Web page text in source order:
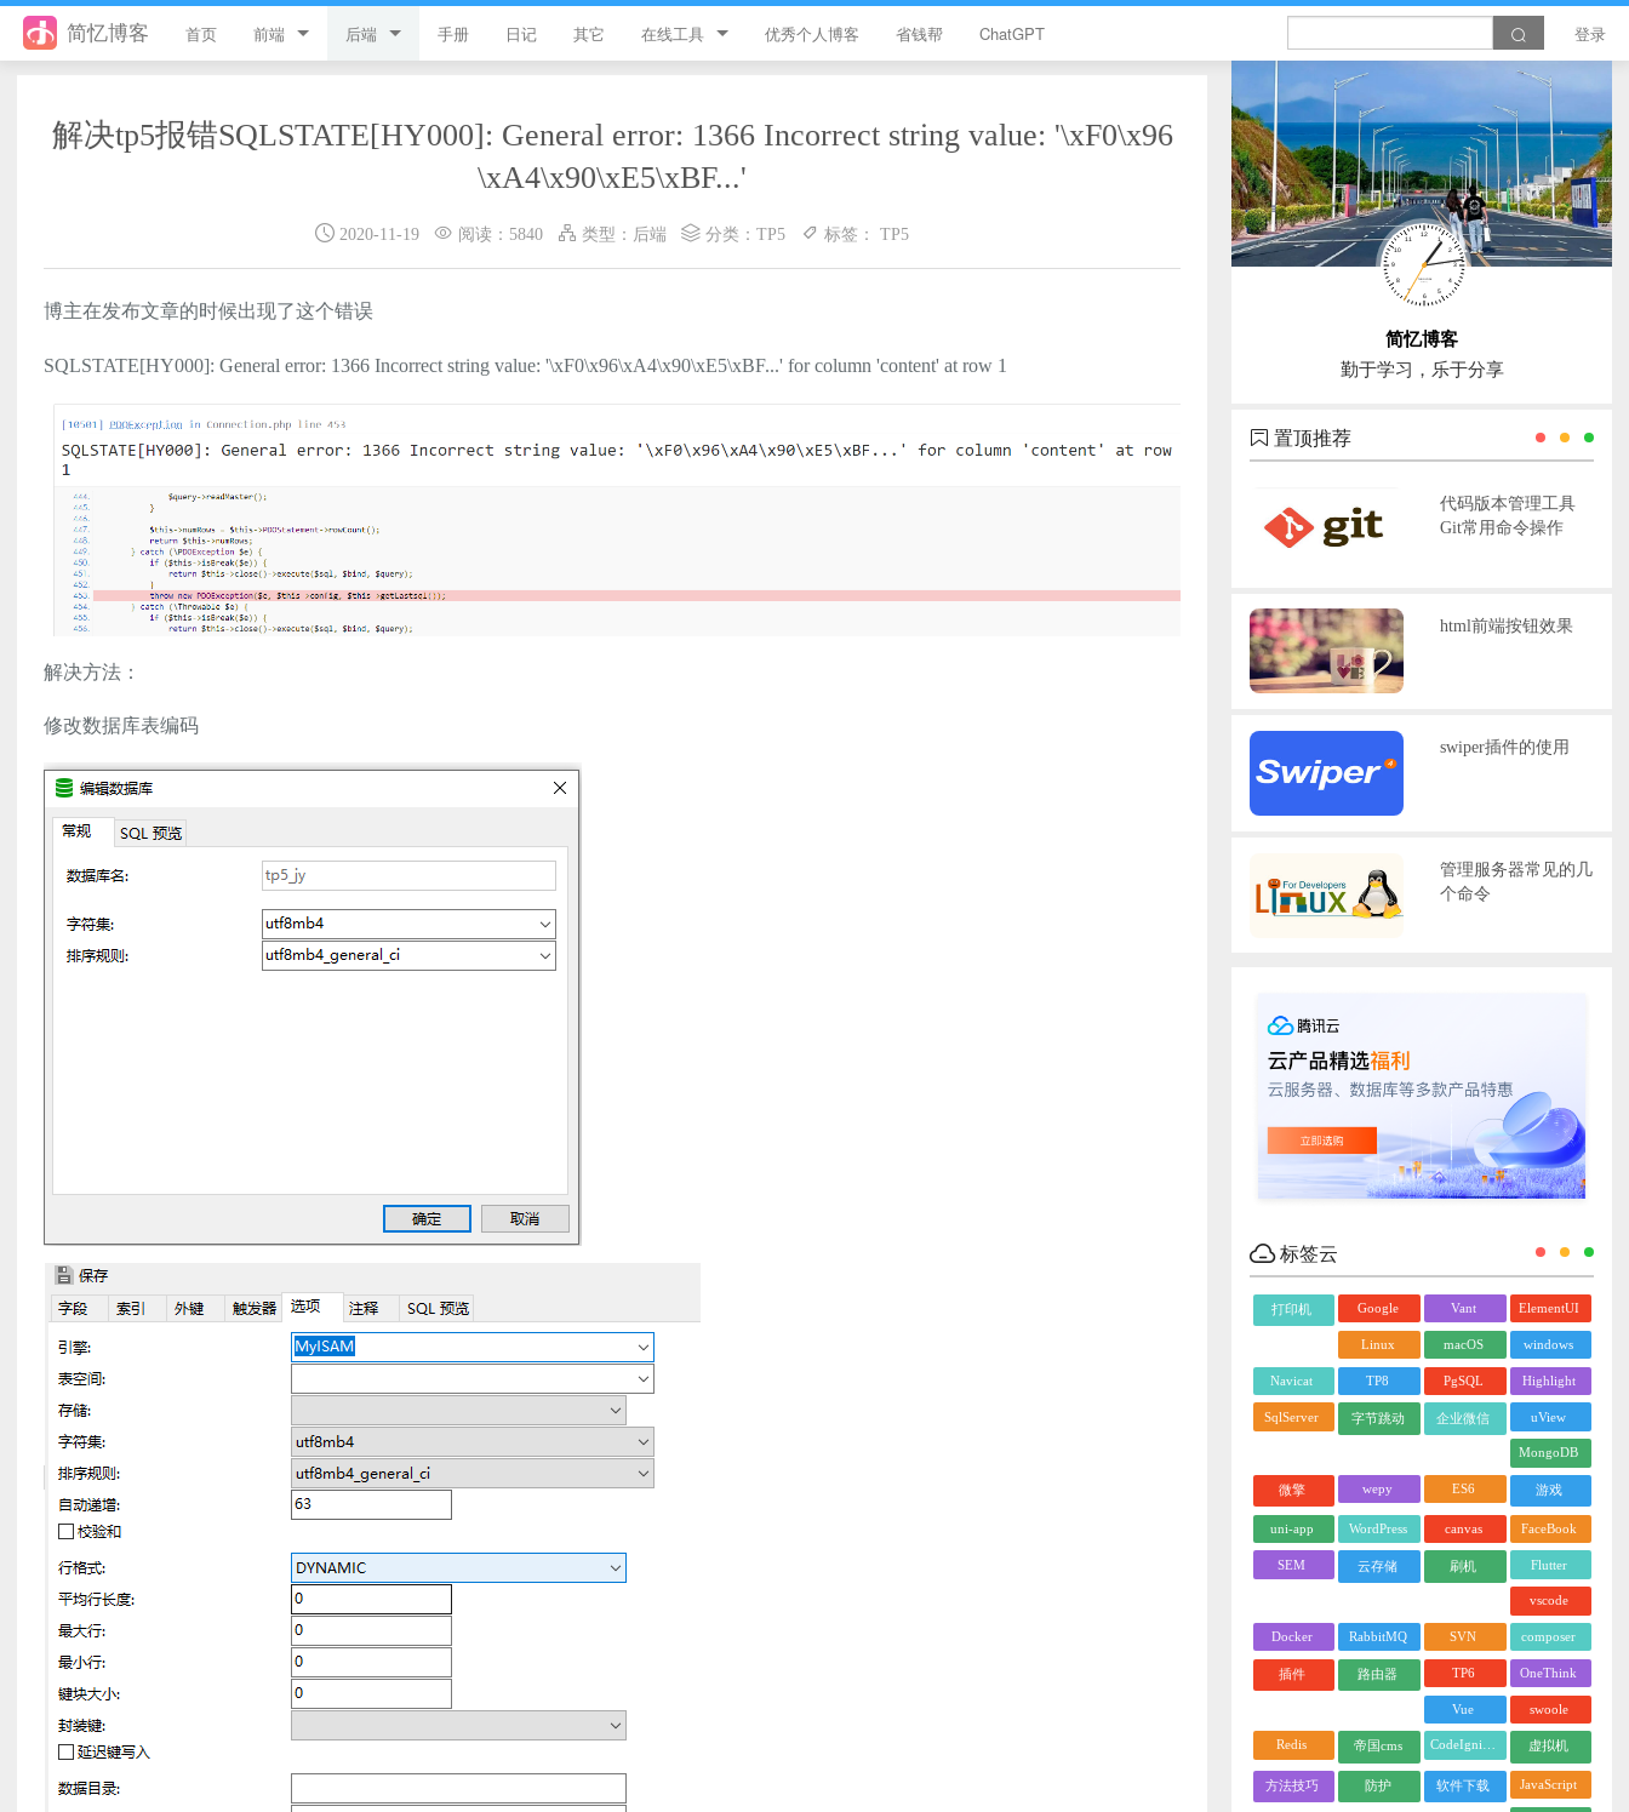
简忆博客 首页 前端
JavaScript
Vue
uni-app
游戏开发
后端
ThinkPHP8
ThinkPHP
Laravel
服务器
手册 日记 其它 在线工具
领优惠券
优秀个人博客 省钱帮 ChatGPT 登录
解决tp5报错SQLSTATE[HY000]: General error: 1366 Incorrect string value: '\xF0\x96
\xA4\x90\xE5\xBF...'
2020-11-19 阅读：5840 类型： 后端 分类： TP5 标签： TP5
博主在发布文章的时候出现了这个错误
SQLSTATE[HY000]: General error: 1366 Incorrect string value: '\xF0\x96\xA4\x90\xE5\xBF...' for column 'content' at row 1
解决方法：
修改数据库表编码
简忆博客
勤于学习，乐于分享
置顶推荐
代码版本管理工具
Git常用命令操作
html前端按钮效果
swiper插件的使用
管理服务器常见的几
个命令
标签云
打印机 Google Vant ElementUI
Linux macOS windows
Navicat TP8 PgSQL Highlight
SqlServer 字节跳动 企业微信 uView
MongoDB
微擎 wepy ES6 游戏
uni-app WordPress canvas FaceBook
SEM 云存储 刷机 Flutter
vscode
Docker RabbitMQ SVN composer
插件 路由器 TP6 OneThink
Vue swoole
Redis 帝国cms CodeIgniter 虚拟机
方法技巧 防护 软件下载 JavaScript